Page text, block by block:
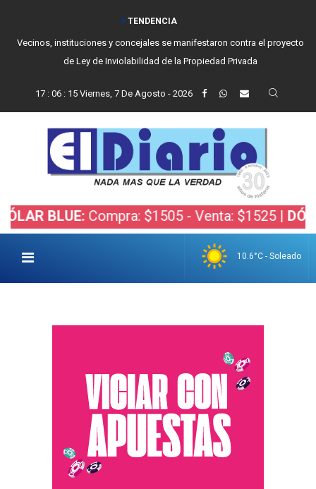
TENDENCIA
Vecinos, instituciones y concejales se manifestaron contra el proyecto
de Ley de Inviolabilidad de la Propiedad Privada
17: 06: 16 Viernes, 7 De Agosto - 2026
BLUE: Compra: $1505 - Venta: $1525 |DÓLAR
10.6°C - Soleado